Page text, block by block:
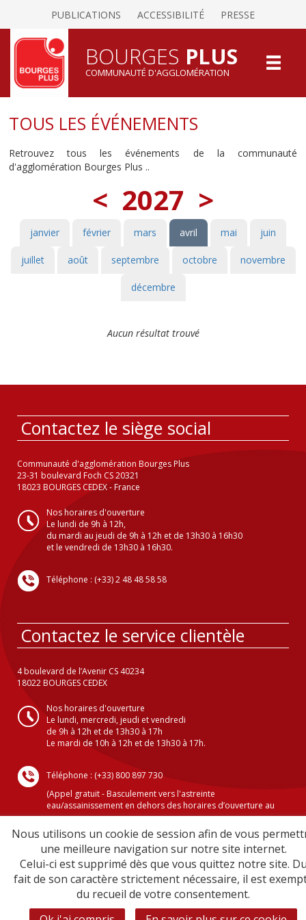
PUBLICATIONS ACCESSIBILITÉ PRESSE
BOURGES PLUS
COMMUNAUTÉ D'AGGLOMÉRATION
TOUS LES ÉVÉNEMENTS
Retrouvez tous les événements de la communauté
d'agglomération Bourges Plus ..
< 2027 >
janvier février mars avril mai juin
juillet août septembre octobre novembre
décembre
Aucun résultat trouvé
Contactez le siège social
Communauté d'agglomération Bourges Plus
23-31 boulevard Foch CS 20321
18023 BOURGES CEDEX - France
Nos horaires d'ouverture
Le lundi de 9h à 12h,
du mardi au jeudi de 9h à 12h et de 13h30 à 16h30
et le vendredi de 13h30 à 16h30.
Téléphone : (+33) 2 48 48 58 58
Contactez le service clientèle
4 boulevard de l’Avenir CS 40234
18022 BOURGES CEDEX
Nos horaires d'ouverture
Le lundi, mercredi, jeudi et vendredi
de 9h à 12h et de 13h30 à 17h
Le mardi de 10h à 12h et de 13h30 à 17h.
Téléphone : (+33) 800 897 730
(Appel gratuit - Basculement vers l'astreinte
eau/assainissement en dehors des horaires d’ouverture au
public )
Crédits
Mentions légales
Plan du site
Sécurité informatique
Nous utilisons un cookie de session afin de vous
une meilleure navigation sur notre site internet.
Celui-ci est supprimé dès que vous quittez notre site.
fait de son caractère strictement nécessaire, il est
du recueil de votre consentement.